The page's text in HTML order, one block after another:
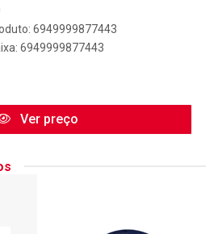
6949999877443
6949999877443
Ver preço